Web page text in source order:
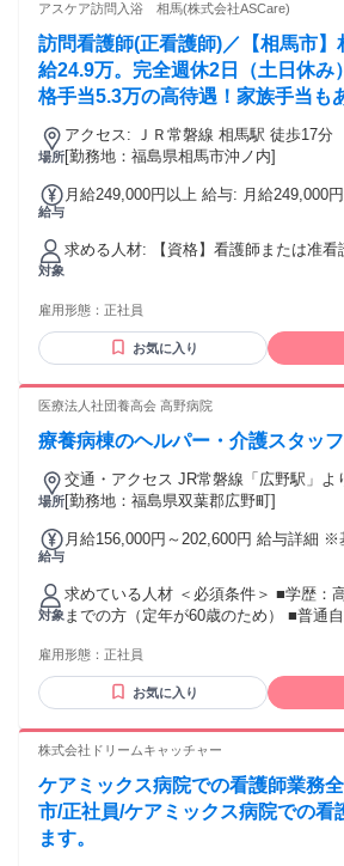
アスケア訪問入浴 相馬(株式会社ASCare)
訪問看護師(正看護師)／【相馬市】
給24.9万。完全週休2日（土日休
格手当5.3万の高待遇！家族手当も
して長く働きたい看護師さんに最適
場所
アクセス: ＪＲ常磐線 相馬駅 徒歩17分
[勤務地：福島県相馬市沖ノ内]
給与
月給249,000円以上 給与: 月給249,000円 【諸手当】 資格手当
（12,000円） 地域手当（5,000円） 家
当 ※残業代は1分単位で全額支給
対象
求める人材: 【資格】看護師また
雇用形態： 正社員
お気に入り
医療法人社団養高会 高野病院
療養病棟のヘルパー・介護スタッフ
場所
交通・アクセス JR常磐線「広野駅」よ
常磐道「広野I.C.」より車で6分 ◎マイ
[勤務地：福島県双葉郡広野町]
給与
月給156,000円～202,600円 給与詳細 ※
【一律手当】 全員に一律で支払われる
金額：なし 全員に一律で支払われるそ
ヶ月あたり6000円 〜 1万円 ※経験、スキル等を考慮の上で決
定します・ ※上記は早出手当（月2,000
り1,000〜3,000円） ■賞与：年2回（計
よる評価額） ※いずれも前年度実績 ＜諸手当＞ ■早出手当 ・
内科 1,500円／回 ・精神科 500円／回
回（一律） ■皆勤手当：月3,000～9,000
2,500～3,500円 ■住宅手当（規定あり）
対象
求めている人材 ＜必須条件＞ ■学歴：
までの方（定年が60歳のため） ■普通
ームヘルパー2級 年齢の条件と理由：あり（59歳までの方
（定年が60歳のため））
雇用形態： 正社員
お気に入り
株式会社ドリームキャッチャー
ケアミックス病院での看護師業務
市/正社員/ケアミックス病院での看
ます。